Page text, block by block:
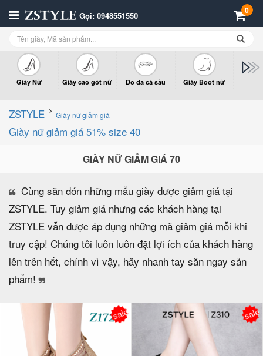
Gọi: 0948551550 0
Giày Nữ Giày cao gót nữ Đồ da cá sấu Giày Boot nữ
ZSTYLE Giày nữ giảm giá
Giày nữ giảm giá 51% size 40
GIÀY NỮ GIẢM GIÁ 70
Cùng săn đón những mẫu giày được giảm giá tại
ZSTYLE. Tuy giảm giá nhưng các khách hàng tại
ZSTYLE vẫn được áp dụng những mã giảm giá mỗi khi
truy cập! Chúng tôi luôn luôn đặt lợi ích của khách hàng
lên trên hết, chính vì vậy, hãy nhanh tay săn ngay sản
phẩm!
sale sale